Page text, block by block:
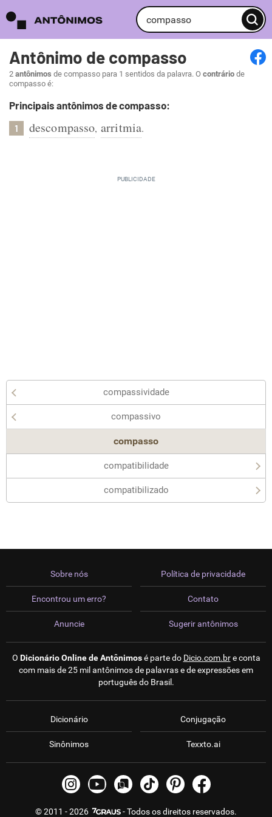
Antônimo de compasso
2 antônimos de compasso para 1 sentidos da palavra. O contrário de
compasso é:
Principais antônimos de compasso:
1 descompasso, arritmia.
compassividade
compassivo
compasso
compatibilidade
compatibilizado
Sobre nós
Encontrou um erro?
Anuncie
Política de privacidade
Contato
Sugerir antônimos
O Dicionário Online de Antônimosé parte do Dicio.com.bre conta
com mais de 25 mil antônimos de palavras e de expressões em
português do Brasil.
Dicionário
Sinônimos
Conjugação
Texxto.ai
© 2011 - 2026 - Todos os direitos reservados.